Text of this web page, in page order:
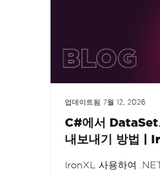
업데이트됨 7월 12, 2026
C#에서 DataSet
내보내기 방법 |
IronXL 사용하여